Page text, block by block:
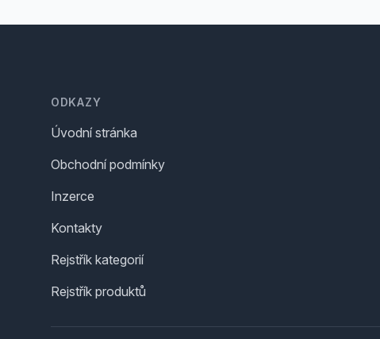
ODKAZY
Úvodní stránka
Obchodní podmínky
Inzerce
Kontakty
Rejstřík kategorií
Rejstřík produktů